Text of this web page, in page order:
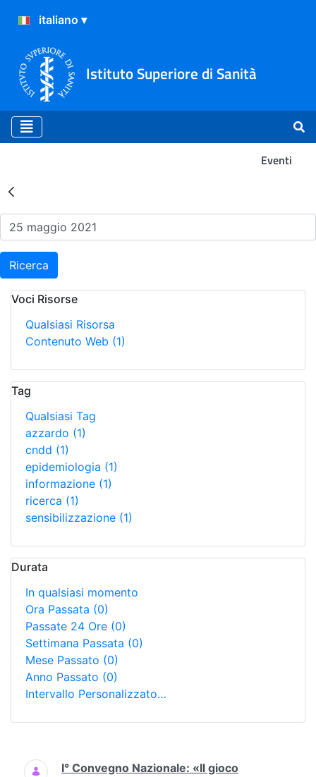
Istituto Superiore di Sanità
Eventi
Risultati della Ricerca -
Ricerca
Voci Risorse
Qualsiasi Risorsa
Contenuto Web (1)
Tag
Qualsiasi Tag
azzardo (1)
cndd (1)
epidemiologia (1)
informazione (1)
ricerca (1)
sensibilizzazione (1)
Durata
In qualsiasi momento
Ora Passata (0)
Passate 24 Ore (0)
Settimana Passata (0)
Mese Passato (0)
Anno Passato (0)
Intervallo Personalizzato…
Ricerca
I° Convegno Nazionale: «Il gioco